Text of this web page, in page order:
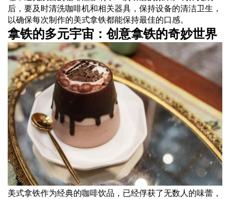
后，要及时清洗咖啡机和相关器具，保持设备的清洁卫生，
以确保每次制作的美式拿铁都能保持最佳的口感。
拿铁的多元宇宙：创意拿铁的奇妙世界
美式拿铁作为经典的咖啡饮品，已经俘获了无数人的味蕾，